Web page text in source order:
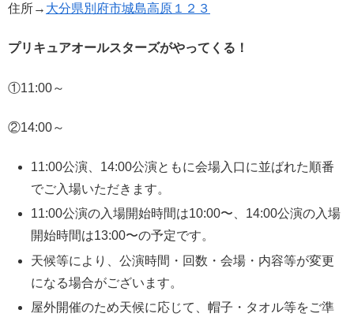
住所→ 大分県別府市城島高原１２３
プリキュアオールスターズがやってくる！
①11:00～
②14:00～
11:00公演、14:00公演ともに会場入口に並ばれた順番
でご入場いただきます。
11:00公演の入場開始時間は10:00〜、14:00公演の入場
開始時間は13:00〜の予定です。
天候等により、公演時間・回数・会場・内容等が変更
になる場合がございます。
屋外開催のため天候に応じて、帽子・タオル等をご準